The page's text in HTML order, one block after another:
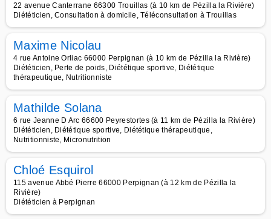
22 avenue Canterrane 66300 Trouillas (à 10 km de Pézilla la Rivière)
Diététicien, Consultation à domicile, Téléconsultation à Trouillas
Maxime Nicolau
4 rue Antoine Orliac 66000 Perpignan (à 10 km de Pézilla la Rivière)
Diététicien, Perte de poids, Diététique sportive, Diététique
thérapeutique, Nutritionniste
Mathilde Solana
6 rue Jeanne D Arc 66600 Peyrestortes (à 11 km de Pézilla la Rivière)
Diététicien, Diététique sportive, Diététique thérapeutique,
Nutritionniste, Micronutrition
Chloé Esquirol
115 avenue Abbé Pierre 66000 Perpignan (à 12 km de Pézilla la
Rivière)
Diététicien à Perpignan